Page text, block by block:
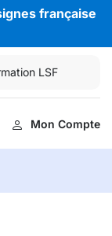
française
Mon Compte